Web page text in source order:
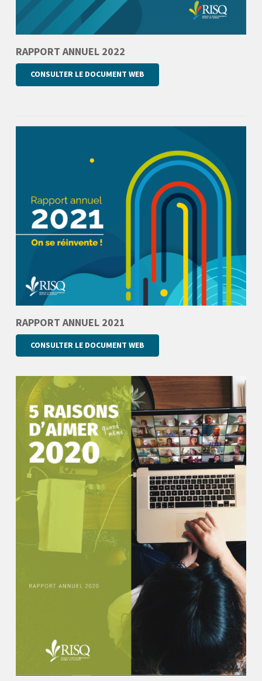
RAPPORT ANNUEL 2022
CONSULTER LE DOCUMENT WEB
RAPPORT ANNUEL 2021
CONSULTER LE DOCUMENT WEB